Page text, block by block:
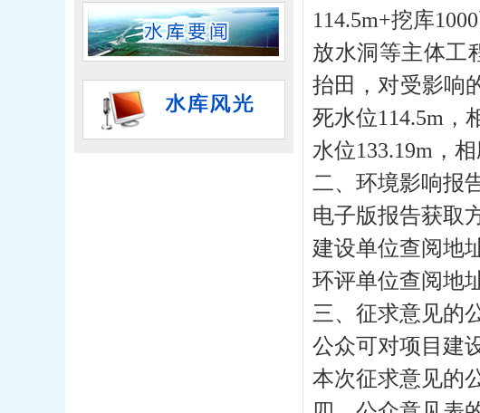
宣传材料
(2022-04-22)
水电站安全生产责任人公示牌(2022-
03-22)
关于公布葛庄泄洪闸安全生产预案
的通知
114.5m+挖库
放水洞等主体工
抬田，对受影响
死水位114.5m，
水位133.19m，相
二、环境影响报
电子版报告获取
建设单位查阅地
环评单位查阅地
三、征求意见的
公众可对项目建
本次征求意见的